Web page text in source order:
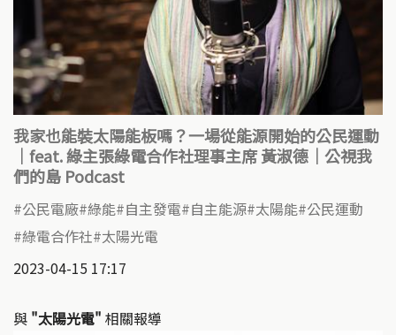
我家也能裝太陽能板嗎？一場從能源開始的公民運動
｜feat. 綠主張綠電合作社理事主席 黃淑德｜公視我
們的島 Podcast
公民電廠 綠能 自主發電 自主能源 太陽能 公民運動
綠電合作社 太陽光電
2023-04-15 17:17
與 "太陽光電" 相關報導